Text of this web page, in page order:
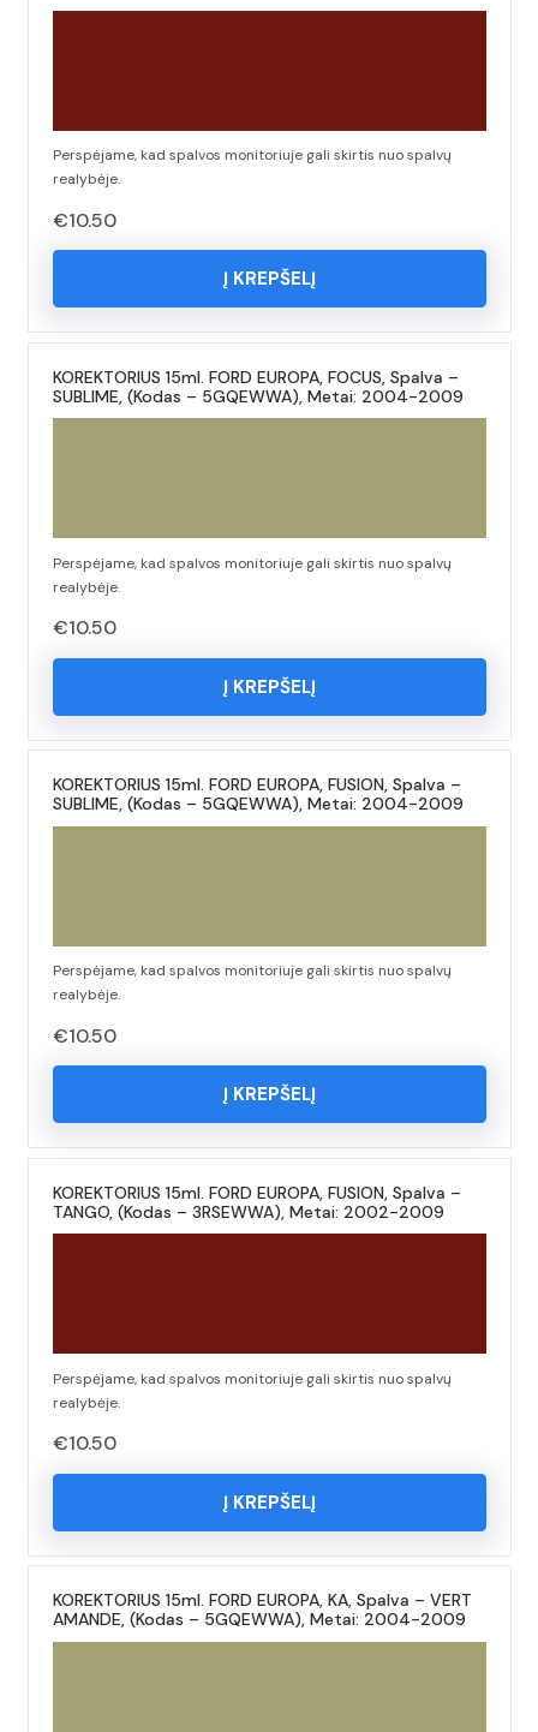
Perspėjame, kad spalvos monitoriuje gali skirtis nuo spalvų
realybėje.
€10.50
Į KREPŠELĮ
KOREKTORIUS 15ml. FORD EUROPA, FOCUS, Spalva –
SUBLIME, (Kodas – 5GQEWWA), Metai: 2004-2009
Perspėjame, kad spalvos monitoriuje gali skirtis nuo spalvų
realybėje.
€10.50
Į KREPŠELĮ
KOREKTORIUS 15ml. FORD EUROPA, FUSION, Spalva –
SUBLIME, (Kodas – 5GQEWWA), Metai: 2004-2009
Perspėjame, kad spalvos monitoriuje gali skirtis nuo spalvų
realybėje.
€10.50
Į KREPŠELĮ
KOREKTORIUS 15ml. FORD EUROPA, FUSION, Spalva –
TANGO, (Kodas – 3RSEWWA), Metai: 2002-2009
Perspėjame, kad spalvos monitoriuje gali skirtis nuo spalvų
realybėje.
€10.50
Į KREPŠELĮ
KOREKTORIUS 15ml. FORD EUROPA, KA, Spalva – VERT
AMANDE, (Kodas – 5GQEWWA), Metai: 2004-2009